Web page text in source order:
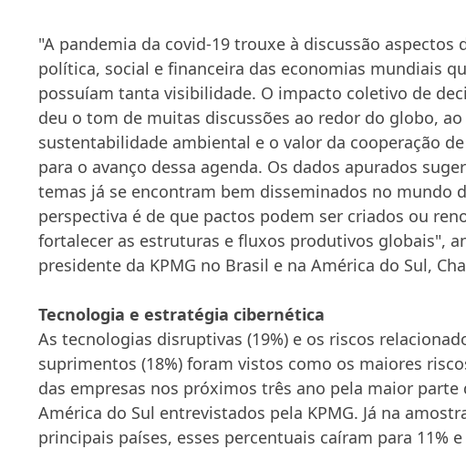
"A pandemia da covid-19 trouxe à discussão aspectos
política, social e financeira das economias mundiais
possuíam tanta visibilidade. O impacto coletivo de
deu o tom de muitas discussões ao redor do globo,
sustentabilidade ambiental e o valor da cooperação
para o avanço dessa agenda. Os dados apurados
temas já se encontram bem disseminados no mundo
perspectiva é de que pactos podem ser criados ou
fortalecer as estruturas e fluxos produtivos globais",
presidente da KPMG no Brasil e na América do Sul,
Tecnologia e estratégia cibernética
As tecnologias disruptivas (19%) e os riscos
suprimentos (18%) foram vistos como os maiores
das empresas nos próximos três ano pela maior parte
América do Sul entrevistados pela KPMG. Já na
principais países, esses percentuais caíram para 11% e